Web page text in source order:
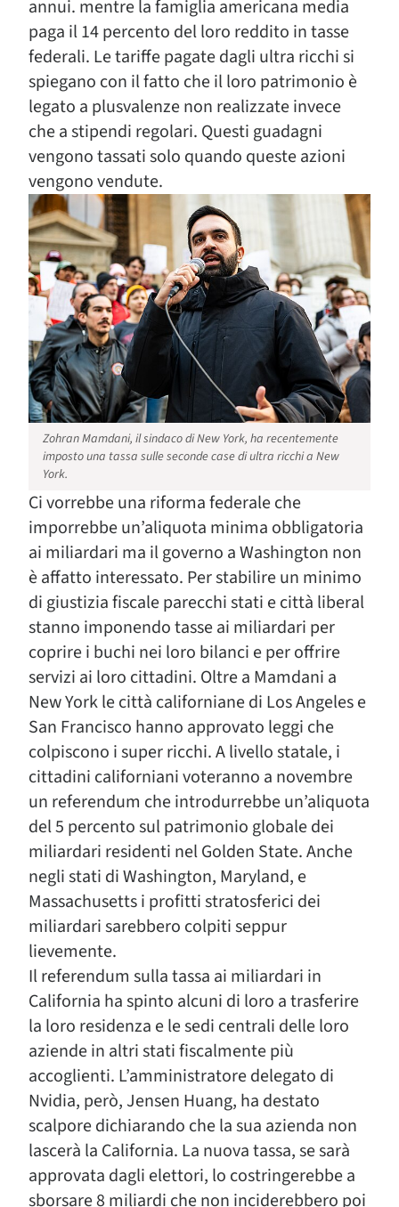
annui. mentre la famiglia americana media
paga il 14 percento del loro reddito in tasse
federali. Le tariffe pagate dagli ultra ricchi si
spiegano con il fatto che il loro patrimonio è
legato a plusvalenze non realizzate invece
che a stipendi regolari. Questi guadagni
vengono tassati solo quando queste azioni
vengono vendute.
Zohran Mamdani, il sindaco di New York, ha recentemente
imposto una tassa sulle seconde case di ultra ricchi a New
York.
Ci vorrebbe una riforma federale che
imporrebbe un’aliquota minima obbligatoria
ai miliardari ma il governo a Washington non
è affatto interessato. Per stabilire un minimo
di giustizia fiscale parecchi stati e città liberal
stanno imponendo tasse ai miliardari per
coprire i buchi nei loro bilanci e per offrire
servizi ai loro cittadini. Oltre a Mamdani a
New York le città californiane di Los Angeles e
San Francisco hanno approvato leggi che
colpiscono i super ricchi. A livello statale, i
cittadini californiani voteranno a novembre
un referendum che introdurrebbe un’aliquota
del 5 percento sul patrimonio globale dei
miliardari residenti nel Golden State. Anche
negli stati di Washington, Maryland, e
Massachusetts i profitti stratosferici dei
miliardari sarebbero colpiti seppur
lievemente.
Il referendum sulla tassa ai miliardari in
California ha spinto alcuni di loro a trasferire
la loro residenza e le sedi centrali delle loro
aziende in altri stati fiscalmente più
accoglienti. L’amministratore delegato di
Nvidia, però, Jensen Huang, ha destato
scalpore dichiarando che la sua azienda non
lascerà la California. La nuova tassa, se sarà
approvata dagli elettori, lo costringerebbe a
sborsare 8 miliardi che non inciderebbero poi